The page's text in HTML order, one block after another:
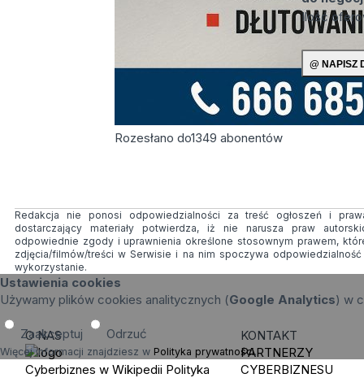
Rozesłano do1349 abonentów
Ilość
Redakcja nie ponosi odpowiedzialności za treść ogłoszeń i
dostarczający materiały potwierdza, iż nie narusza praw
odpowiednie zgody i uprawnienia określone stosownym prawem,
zdjęcia/filmów/treści w Serwisie i na nim spoczywa
wykorzystanie.
Ustawienia cookies
Używamy plików cookies analitycznych (Google Analytics) w
Zaakceptuj Odrzuć
Więcej informacji znajdziesz w Polityka prywatności.
O NAS
Cyberbiznes w Wikipedii Polityka
KONTAKT
PARTNERZY
CYBERBIZNESU